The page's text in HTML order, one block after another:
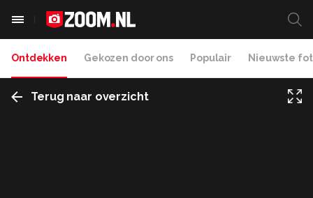
Ontdekken Gekozen door ons Populair Nieuwste
Terug naar overzicht